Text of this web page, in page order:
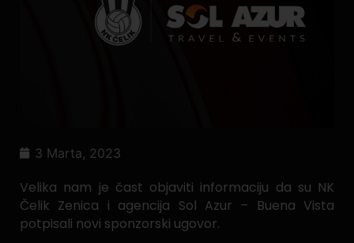
3 Marta, 2023
Velika nam je čast objaviti informaciju da su NK
Čelik Zenica i agencija Sol Azur – Buena Vista
potpisali novi sponzorski ugovor.